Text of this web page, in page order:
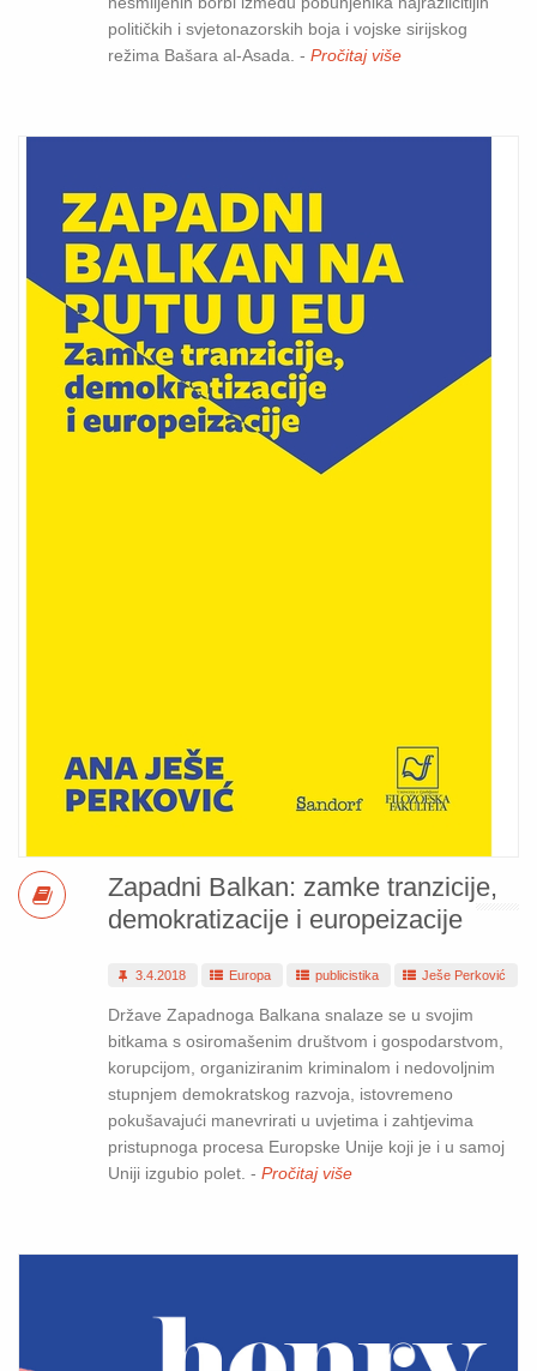
političkih i svjetonazorskih boja i vojske sirijskog
režima Bašara al-Asada. - Pročitaj više
Zapadni Balkan: zamke tranzicije,
demokratizacije i europeizacije
3.4.2018 Europa publicistika Ješe Perković
Države Zapadnoga Balkana snalaze se u svojim
bitkama s osiromašenim društvom i gospodarstvom,
korupcijom, organiziranim kriminalom i nedovoljnim
stupnjem demokratskog razvoja, istovremeno
pokušavajući manevrirati u uvjetima i zahtjevima
pristupnoga procesa Europske Unije koji je i u samoj
Uniji izgubio polet. - Pročitaj više